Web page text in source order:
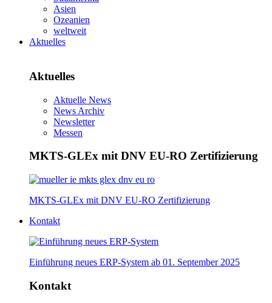
Asien
Ozeanien
weltweit
Aktuelles
Aktuelles
Aktuelle News
News Archiv
Newsletter
Messen
MKTS-GLEx mit DNV EU-RO Zertifizierung
MKTS-GLEx mit DNV EU-RO Zertifizierung
Kontakt
Einführung neues ERP-System ab 01. September 2025
Kontakt